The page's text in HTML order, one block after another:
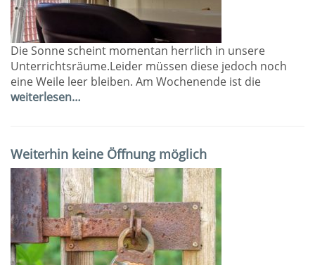
Die Sonne scheint momentan herrlich in unsere
Unterrichtsräume.Leider müssen diese jedoch noch
eine Weile leer bleiben. Am Wochenende ist die
weiterlesen…
Weiterhin keine Öffnung möglich